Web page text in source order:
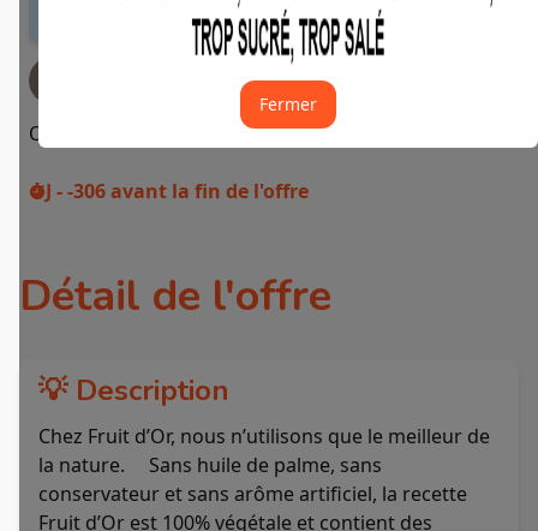
Fermer
JE DEMANDE MON REMBOURSEMENT
de France métropolitaine et sur Internet.
Offres restantes :
J - -306avant la fin de l'offre
Détail de l'offre
💡 Description
Chez Fruit d’Or, nous n’utilisons que le meilleur de
la nature. Sans huile de palme, sans
conservateur et sans arôme artificiel, la recette
Fruit d’Or est 100% végétale et contient des